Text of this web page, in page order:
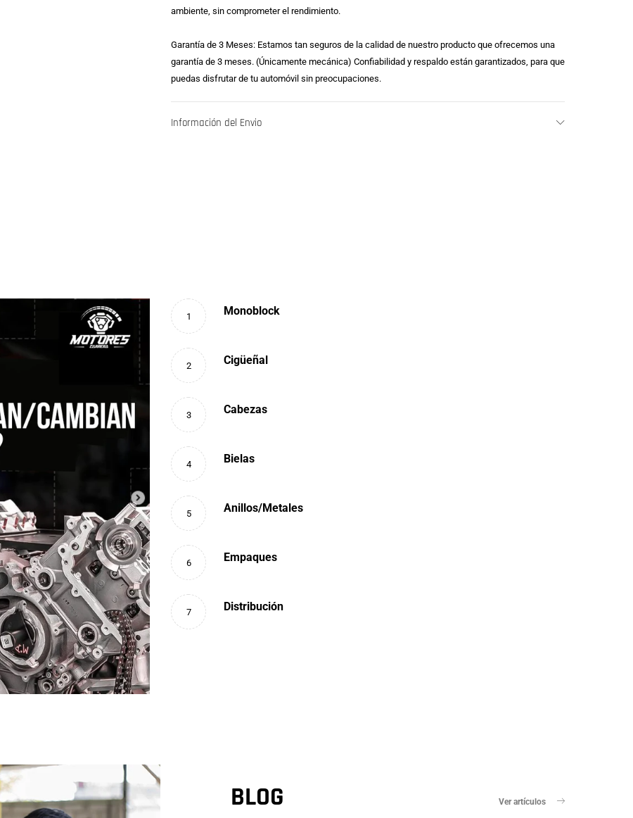
ambiente, sin comprometer el rendimiento.
Garantía de 3 Meses: Estamos tan seguros de la calidad de nuestro producto que ofrecemos una
garantía de 3 meses. (Únicamente mecánica) Confiabilidad y respaldo están garantizados, para que
puedas disfrutar de tu automóvil sin preocupaciones.
Información del Envio
1 Monoblock
2 Cigüeñal
3 Cabezas
4 Bielas
5 Anillos/Metales
6 Empaques
7 Distribución
BLOG Ver artículos